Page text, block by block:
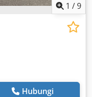
1 /9
Hubungi